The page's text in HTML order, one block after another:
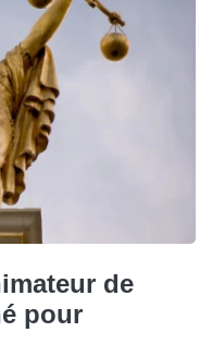
de
pour